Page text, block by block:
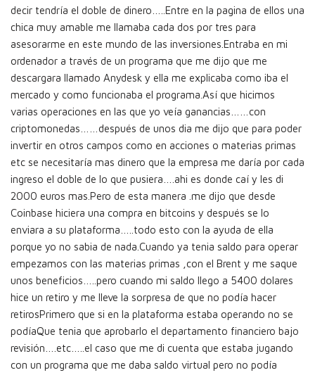
decir tendría el doble de dinero…..Entre en la pagina de ellos una
chica muy amable me llamaba cada dos por tres para
asesorarme en este mundo de las inversiones.Entraba en mi
ordenador a través de un programa que me dijo que me
descargara llamado Anydesk y ella me explicaba como iba el
mercado y como funcionaba el programa.Así que hicimos
varias operaciones en las que yo veía ganancias……con
criptomonedas……después de unos dia me dijo que para poder
invertir en otros campos como en acciones o materias primas
etc se necesitaría mas dinero que la empresa me daría por cada
ingreso el doble de lo que pusiera….ahi es donde caí y les di
2000 euros mas.Pero de esta manera .me dijo que desde
Coinbase hiciera una compra en bitcoins y después se lo
enviara a su plataforma…..todo esto con la ayuda de ella
porque yo no sabia de nada.Cuando ya tenia saldo para operar
empezamos con las materias primas ,con el Brent y me saque
unos beneficios…..pero cuando mi saldo llego a 5400 dolares
hice un retiro y me lleve la sorpresa de que no podía hacer
retirosPrimero que si en la plataforma estaba operando no se
podíaQue tenia que aprobarlo el departamento financiero bajo
revisión….etc…..el caso que me di cuenta que estaba jugando
con un programa que me daba saldo virtual pero no podía